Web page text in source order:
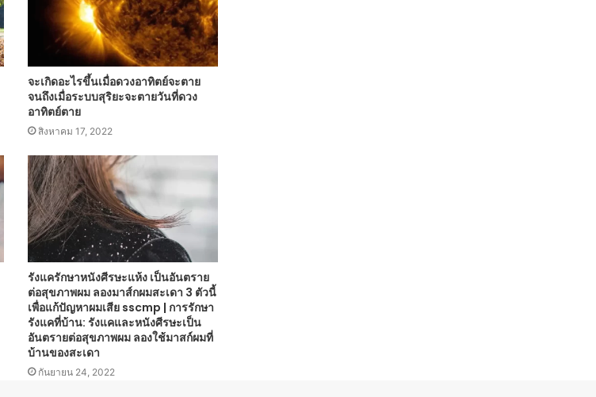
จะเกิดอะไรขึ้นเมื่อดวงอาทิตย์จะตาย
จนถึงเมื่อระบบสุริยะจะตายวันที่ดวง
อาทิตย์ตาย
สิงหาคม 17, 2022
รังแครักษาหนังศีรษะแห้ง เป็นอันตราย
ต่อสุขภาพผม ลองมาส์กผมสะเดา 3 ตัวนี้
เพื่อแก้ปัญหาผมเสีย sscmp | การรักษา
รังแคที่บ้าน: รังแคและหนังศีรษะเป็น
อันตรายต่อสุขภาพผม ลองใช้มาสก์ผมที่
บ้านของสะเดา
กันยายน 24, 2022